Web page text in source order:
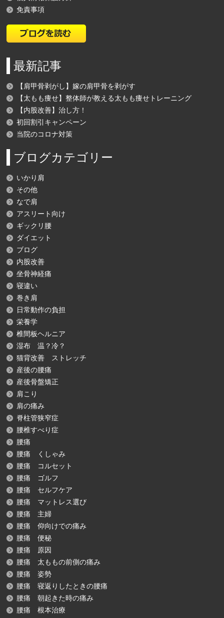
免責事項
最新記事
【肩甲骨剥がし】嫁の肩甲骨を剥がす
【太もも痩せ】整体師が教える太もも痩せトレーニング
【内股改善】治し方！
初回割引キャンペーン
当院のコロナ対策
ブログカテゴリー
いかり肩
その他
なで肩
アスリート向け
ギックリ腰
ダイエット
ブログ
内股改善
坐骨神経痛
寝違い
巻き肩
日常動作の負担
栄養学
椎間板ヘルニア
湿布 温？冷？
猫背改善 ストレッチ
産後の腰痛
産後骨盤矯正
肩こり
肩の痛み
脊柱管狭窄症
腰椎すべり症
腰痛
腰痛 くしゃみ
腰痛 コルセット
腰痛 ゴルフ
腰痛 セルフケア
腰痛 マットレス選び
腰痛 主婦
腰痛 仰向けでの痛み
腰痛 便秘
腰痛 原因
腰痛 太ももの前側の痛み
腰痛 姿勢
腰痛 寝返りしたときの腰痛
腰痛 朝起きた時の痛み
腰痛 根本治療